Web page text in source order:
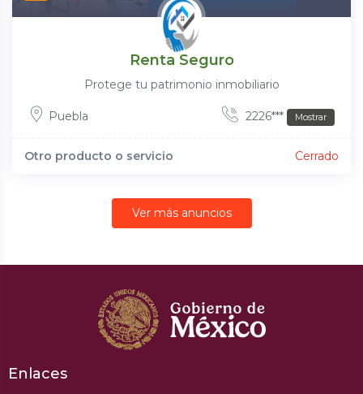
Renta Seguro
Protege tu patrimonio inmobiliario
Puebla 2226*** Mostrar
Otro producto o servicio Cerrado
Ver más anuncios
Enlaces